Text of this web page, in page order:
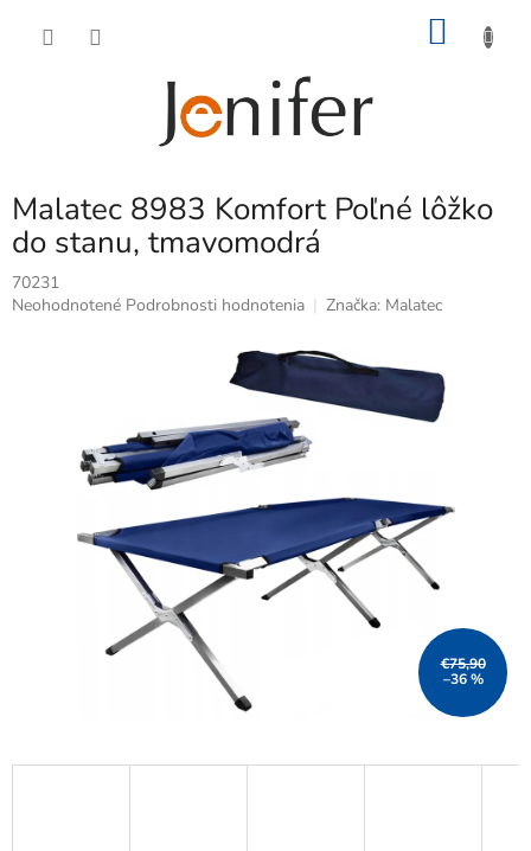
Malatec 8983 Komfort Poľné lôžko
do stanu, tmavomodrá
70231
Priemerné
hviezdičiek.
Neohodnotené Podrobnosti hodnotenia Značka: Malatec
€75,90
–36 %